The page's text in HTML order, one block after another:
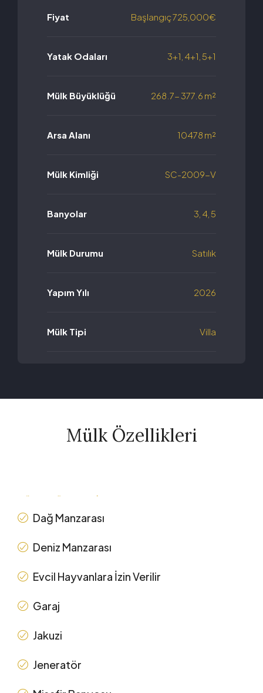
Fiyat Başlangıç725,000€
Yatak Odaları 3+1, 4+1, 5+1
Mülk Büyüklüğü 268.7- 377.6 m²
Arsa Alanı 10478 m²
Mülk Kimliği SC-2009-V
Banyolar 3, 4, 5
Mülk Durumu Satılık
Yapım Yılı 2026
Mülk Tipi Villa
Mülk Özellikleri
Dağ Manzarası
Deniz Manzarası
Evcil Hayvanlara İzin Verilir
Garaj
Jakuzi
Jeneratör